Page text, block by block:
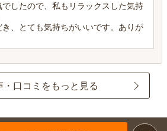
でしたので、私もリラックスした気持
、とても気持ちがいいです。ありが
・口コミをもっと見る